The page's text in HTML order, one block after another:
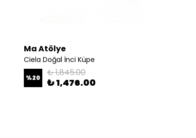
Ma Atölye
Ciela Doğal İnci Küpe
%20 ₺ 1,845.00
₺ 1,476.00